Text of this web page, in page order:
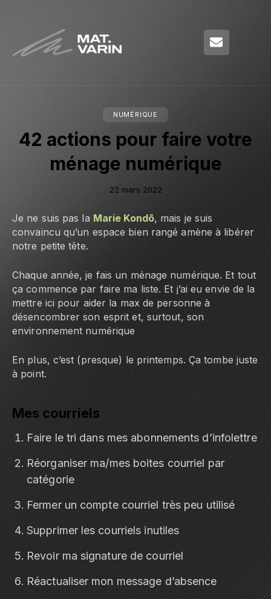
NUMÉRIQUE
42 actions pour faire votre
ménage numérique
22 mars 2022
Je ne suis pas la Marie Kondō, mais je suis
convaincu qu’un espace bien rangé amène à libérer
notre petite tête.
Chaque année, je fais un ménage numérique. Et tout
ça commence par faire ma liste. Et j’ai eu envie de la
mettre ici pour aider la max de personne à
désencombrer son esprit et, surtout, son
environnement numérique
En plus, c’est (presque) le printemps. Ça tombe juste
à point.
Mes courriels
Faire le tri dans mes abonnements d’infolettre
Réorganiser ma/mes boites courriel par
catégorie
Fermer un compte courriel très peu utilisé
Supprimer les courriels inutiles
Revoir ma signature de courriel
Réactualiser mon message d’absence